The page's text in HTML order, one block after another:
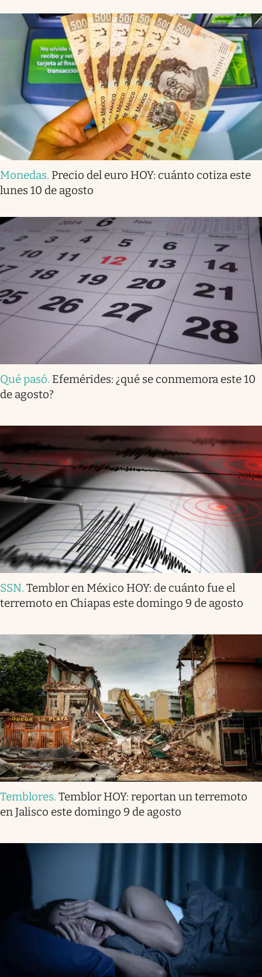
Monedas. Precio del euro HOY: cuánto cotiza este
lunes 10 de agosto
Qué pasó. Efemérides: ¿qué se conmemora este 10
de agosto?
SSN. Temblor en México HOY: de cuánto fue el
terremoto en Chiapas este domingo 9 de agosto
Temblores. Temblor HOY: reportan un terremoto
en Jalisco este domingo 9 de agosto